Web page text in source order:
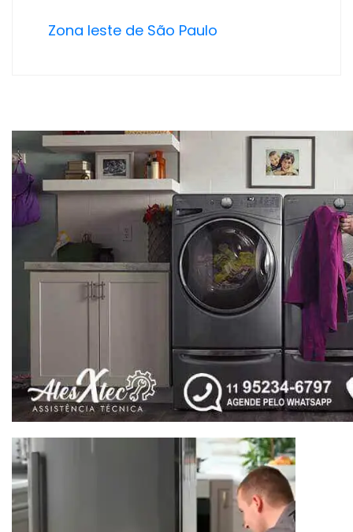
Zona leste de São Paulo